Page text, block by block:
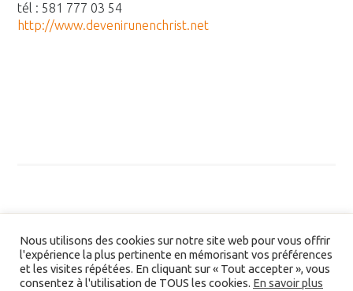
tél : 581 777 03 54
http://www.devenirunenchrist.net
Nous utilisons des cookies sur notre site web pour vous offrir
l'expérience la plus pertinente en mémorisant vos préférences
et les visites répétées. En cliquant sur « Tout accepter », vous
consentez à l'utilisation de TOUS les cookies. En savoir plus